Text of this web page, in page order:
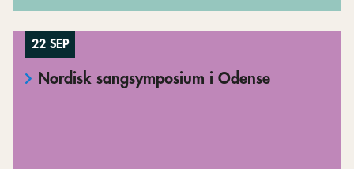
22 SEP
Nordisk sangsymposium i Odense